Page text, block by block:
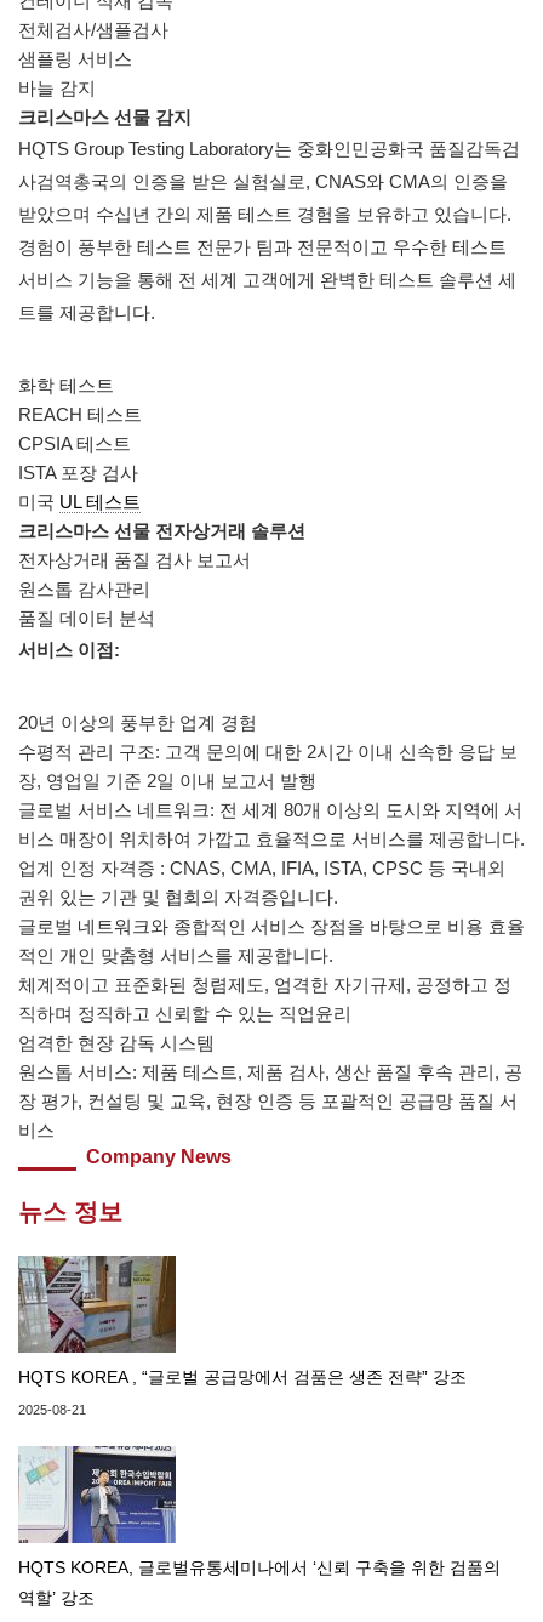
전체검사/샘플검사
샘플링 서비스
바늘 감지
크리스마스 선물 감지
HQTS Group Testing Laboratory는 중화인민공화국 품질감독검
사검역총국의 인증을 받은 실험실로, CNAS와 CMA의 인증을
받았으며 수십년 간의 제품 테스트 경험을 보유하고 있습니다.
경험이 풍부한 테스트 전문가 팀과 전문적이고 우수한 테스트
서비스 기능을 통해 전 세계 고객에게 완벽한 테스트 솔루션 세
트를 제공합니다.
화학 테스트
REACH 테스트
CPSIA 테스트
ISTA 포장 검사
미국 UL 테스트
크리스마스 선물 전자상거래 솔루션
전자상거래 품질 검사 보고서
원스톱 감사관리
품질 데이터 분석
서비스 이점:
20년 이상의 풍부한 업계 경험
수평적 관리 구조: 고객 문의에 대한 2시간 이내 신속한 응답 보
장, 영업일 기준 2일 이내 보고서 발행
글로벌 서비스 네트워크: 전 세계 80개 이상의 도시와 지역에 서
비스 매장이 위치하여 가깝고 효율적으로 서비스를 제공합니다.
업계 인정 자격증 : CNAS, CMA, IFIA, ISTA, CPSC 등 국내외
권위 있는 기관 및 협회의 자격증입니다.
글로벌 네트워크와 종합적인 서비스 장점을 바탕으로 비용 효율
적인 개인 맞춤형 서비스를 제공합니다.
체계적이고 표준화된 청렴제도, 엄격한 자기규제, 공정하고 정
직하며 정직하고 신뢰할 수 있는 직업윤리
엄격한 현장 감독 시스템
원스톱 서비스: 제품 테스트, 제품 검사, 생산 품질 후속 관리, 공
장 평가, 컨설팅 및 교육, 현장 인증 등 포괄적인 공급망 품질 서
비스
Company News
뉴스 정보
HQTS KOREA , “글로벌 공급망에서 검품은 생존 전략” 강조
2025-08-21
HQTS KOREA, 글로벌유통세미나에서 ‘신뢰 구축을 위한 검품의
역할’ 강조